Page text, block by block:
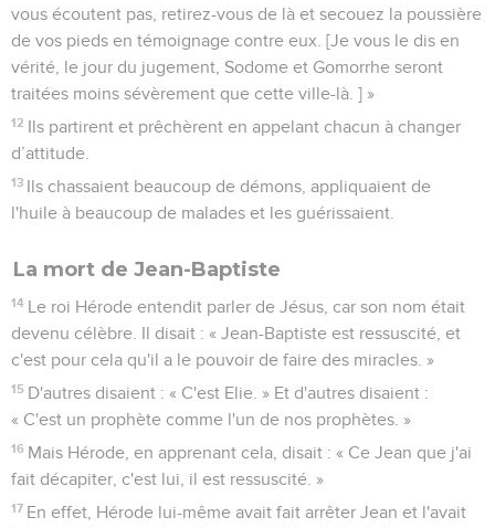
vous écoutent pas, retirez-vous de là et secouez la poussière
de vos pieds en témoignage contre eux. [Je vous le dis en
vérité, le jour du jugement, Sodome et Gomorrhe seront
traitées moins sévèrement que cette ville-là. ] »
12 Ils partirent et prêchèrent en appelant chacun à changer
d’attitude.
13 Ils chassaient beaucoup de démons, appliquaient de
l'huile à beaucoup de malades et les guérissaient.
La mort de Jean-Baptiste
14 Le roi Hérode entendit parler de Jésus, car son nom était
devenu célèbre. Il disait : « Jean-Baptiste est ressuscité, et
c'est pour cela qu'il a le pouvoir de faire des miracles. »
15 D'autres disaient : « C'est Elie. » Et d'autres disaient :
« C'est un prophète comme l'un de nos prophètes. »
16 Mais Hérode, en apprenant cela, disait : « Ce Jean que j'ai
fait décapiter, c'est lui, il est ressuscité. »
17 En effet, Hérode lui-même avait fait arrêter Jean et l'avait